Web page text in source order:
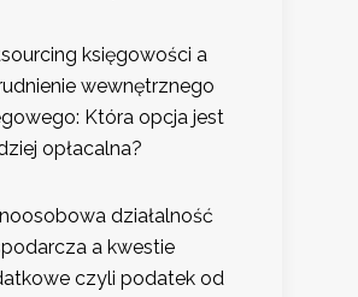
księgowości a
wewnętrznego
Która opcja jest
opłacalna?
działalność
a kwestie
czyli podatek od